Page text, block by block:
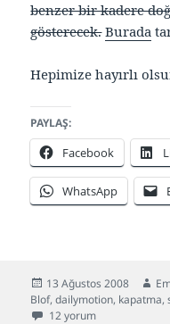
benzer bir kadere
gösterecek. Burada
Hepimize hayırlı
PAYLAŞ:
Facebook
WhatsApp
Yayın
tarihi
13 Ağustos 2008
Blof,dailymotion, kapatma,
Yasaklar bloglara sıçradı!
12 yorum